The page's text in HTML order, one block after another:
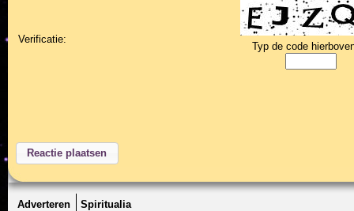
Verificatie:
Typ de code
Adverteren
Spiritualia